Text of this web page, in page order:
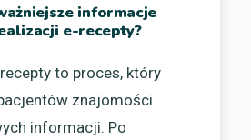
informacje
e-recepty?
to proces, który
znajomości
informacji. Po